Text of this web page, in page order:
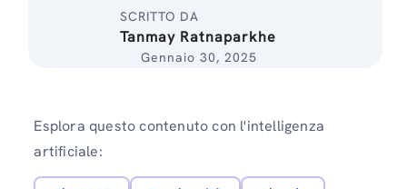
SCRITTO DA
Tanmay Ratnaparkhe
Gennaio 30, 2025
Esplora questo contenuto con l'intelligenza
artificiale: